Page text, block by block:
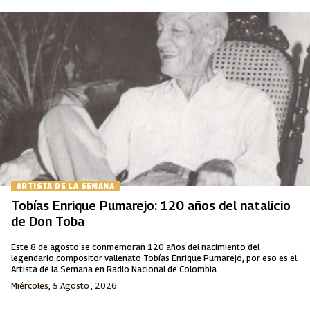
ARTISTA DE LA SEMANA
Tobías Enrique Pumarejo: 120 años del natalicio
de Don Toba
Este 8 de agosto se conmemoran 120 años del nacimiento del
legendario compositor vallenato Tobías Enrique Pumarejo, por eso es el
Artista de la Semana en Radio Nacional de Colombia.
Miércoles, 5 Agosto , 2026